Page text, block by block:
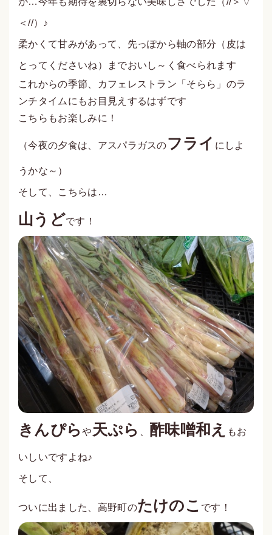
＜//）♪
柔かくて甘みがあって、先っぽから軸の部分（皮は
とってくださいね）までおいし～く食べられます
これからの季節、カフェレストラン「そらら」のラ
ンチタイムにもお目見えするはずです
こちらもお楽しみに！
（今夜の夕食は、アスパラガスのフライ にしよ
うかな～）
そして、こちらは…
山うどです！
きんぴらや天ぷら 酢味噌和え もお
いしいですよね♪
そして、
ついに出ました、高野町のたけのこ です！